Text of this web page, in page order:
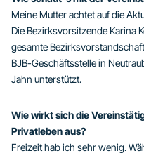
Meine Mutter achtet auf die
Die Bezirksvorsitzende Karina
gesamte
BJB-Geschäftsstelle in
Jahn unterstützt.
Wie wirkt sich die
Privatleben aus?
Freizeit hab ich sehr wenig.